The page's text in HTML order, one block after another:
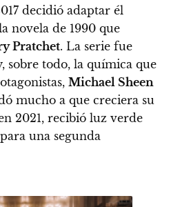
decidió adaptar él
novela de 1990 que
Pratchet. La serie fue
sobre todo, la química que
Michael Sheen
mucho a que creciera su
2021, recibió luz verde
para una segunda